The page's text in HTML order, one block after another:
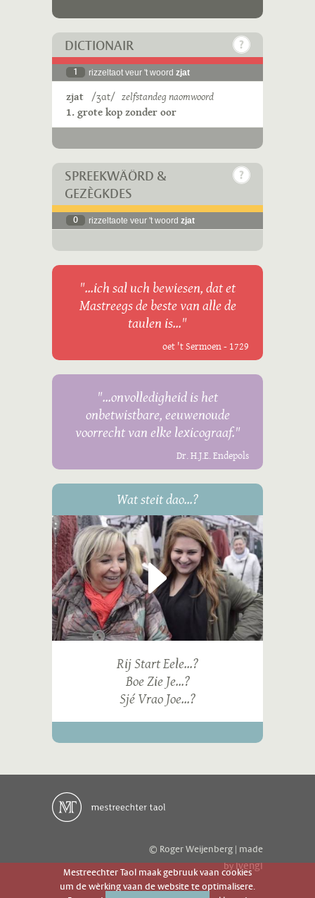
DICTIONAIR
1 rizzeltaot veur 't woord zjat
zjat /ʒɑt/ zelfstandeg naomwoord
1. grote kop zonder oor
SPREEKWÄÖRD &
GEZÈGKDES
0 rizzeltaote veur 't woord zjat
"...ich sal uch bewiesen, dat et
Mastreegs de beste van alle de
taulen is..."
oet 't Sermoen - 1729
"...onvolledigheid is het
onbetwistbare, eeuwenoude
voorrecht van elke lexicograaf."
Dr. H.J.E. Endepols
Wat steit dao...?
Rij Start Eele...?
Boe Zie Je...?
Sjé Vrao Joe...?
© Roger Weijenberg | made
byivengi
Mestreechter Taol maak gebruuk vaan cookies
um de wèrking vaan de website te optimalisere.